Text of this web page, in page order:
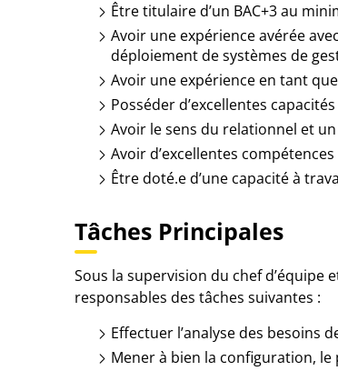
Être titulaire d’un BAC+3 au
Avoir une expérience avérée
déploiement de systèmes de
Avoir une expérience en tant
Posséder d’excellentes
Avoir le sens du relationnel et
Avoir d’excellentes
Être doté.e d’une capacité à
Tâches Principales
Sous la supervision du chef d’équipe
responsables des tâches suivantes :
Effectuer l’analyse des besoins
Mener à bien la configuration, le